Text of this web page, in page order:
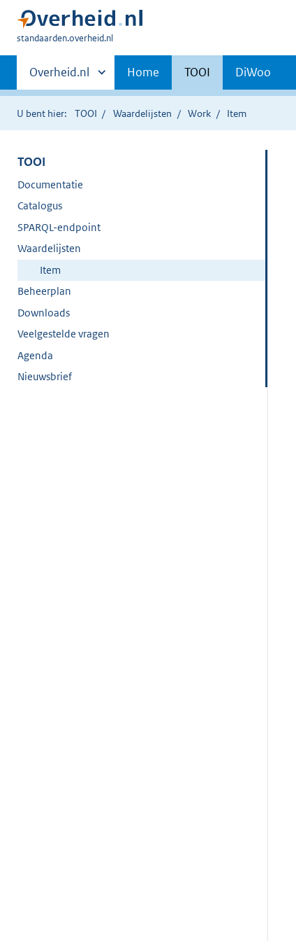
U
hier:
standaarden.overheid.nl
Primaire
navigatie
Andere
sites
binnen
Overheid.nl Home TOOI DiWoo
U bent hier: TOOI Waardelijsten Work Item
TOOI
Documentatie
Catalogus
SPARQL-endpoint
Waardelijsten
Item
Beheerplan
Downloads
Veelgestelde vragen
Agenda
Nieuwsbrief